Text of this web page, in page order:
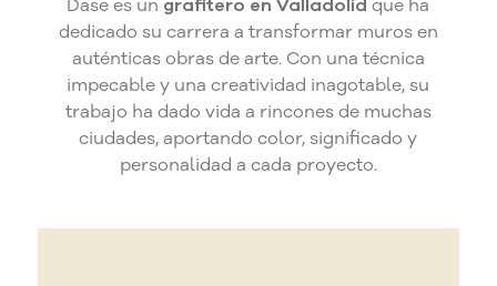
Dase es un grafitero en Valladolid que ha
dedicado su carrera a transformar muros en
auténticas obras de arte. Con una técnica
impecable y una creatividad inagotable, su
trabajo ha dado vida a rincones de muchas
ciudades, aportando color, significado y
personalidad a cada proyecto.